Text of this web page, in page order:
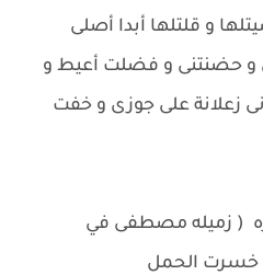
و قلتلها أبدا أصلى
و حضنتنى و فضلت أعيط و
زعلانة على جوزى و خفت
( زميله مصطفى في
خسرت الحمل